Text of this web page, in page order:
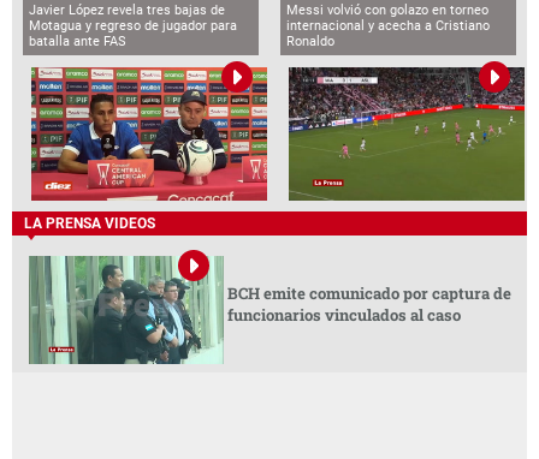
Javier López revela tres bajas de
Motagua y regreso de jugador para
batalla ante FAS
Messi volvió con golazo en torneo
internacional y acecha a Cristiano
Ronaldo
LA PRENSA VIDEOS
BCH emite comunicado por captura de
funcionarios vinculados al caso